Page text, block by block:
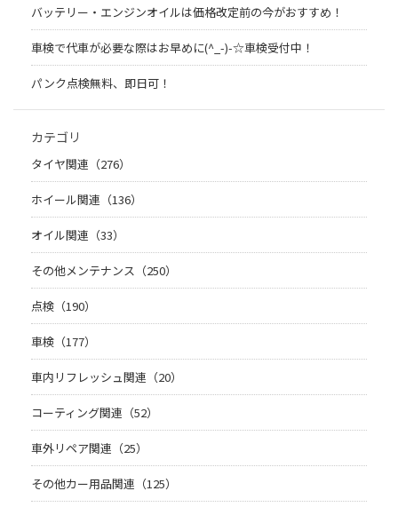
バッテリー・エンジンオイルは価格改定前の今がおすすめ！
車検で代車が必要な際はお早めに(^_-)-☆車検受付中！
パンク点検無料、即日可！
カテゴリ
タイヤ関連（276）
ホイール関連（136）
オイル関連（33）
その他メンテナンス（250）
点検（190）
車検（177）
車内リフレッシュ関連（20）
コーティング関連（52）
車外リペア関連（25）
その他カー用品関連（125）